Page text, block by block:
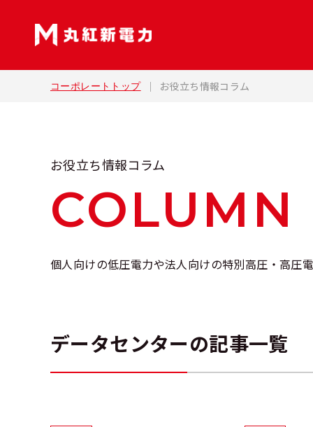
コーポレートトップ お役立ち情報コラム
お役立ち情報コラム
COLUMN
個人向けの低圧電力や法人向けの特別高圧・高圧
データセンターの記事一覧